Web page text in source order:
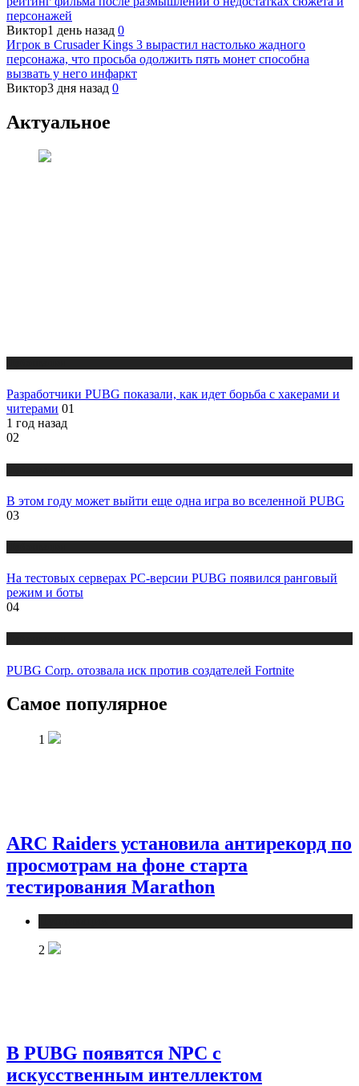
персонажей
Виктор1 день назад 0
Игрок в Crusader Kings 3 вырастил настолько жадного
персонажа, что просьба одолжить пять монет способна
вызвать у него инфаркт
Виктор3 дня назад 0
Актуальное
Разработчики PUBG показали, как идет борьба с хакерами и
читерами 01
1 год назад
02
В этом году может выйти еще одна игра во вселенной PUBG
03
На тестовых серверах PC-версии PUBG появился ранговый
режим и боты
04
PUBG Corp. отозвала иск против создателей Fortnite
Самое популярное
1
ARC Raiders установила антирекорд по
просмотрам на фоне старта
тестирования Marathon
2
В PUBG появятся NPC с
искусственным интеллектом